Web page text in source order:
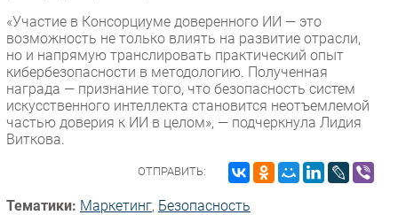
«Участие в Консорциуме доверенного ИИ — это
возможность не только влиять на развитие отрасли,
но и напрямую транслировать практический опыт
кибербезопасности в методологию. Полученная
награда — признание того, что безопасность систем
искусственного интеллекта становится неотъемлемой
частью доверия к ИИ в целом», — подчеркнула Лидия
Виткова.
ОТПРАВИТЬ:
Тематики: Маркетинг, Безопасность